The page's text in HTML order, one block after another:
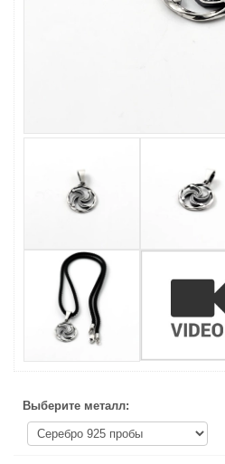
Выберите металл: